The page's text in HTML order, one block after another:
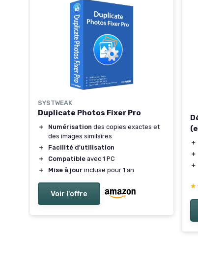
SYSTWEAK
Duplicate Photos Fixer Pro
＋ Numérisation des copies exactes et
des images similaires
＋
Facilité d'utilisation
＋
Compatible avec 1 PC
＋
Mise à jour incluse pour 1 an
Voir l'offre
＋
＋
＋